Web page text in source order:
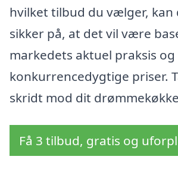
hvilket tilbud du vælger,
sikker på, at det vil være
markedets aktuel praksis og
konkurrencedygtige priser.
skridt mod dit
Få 3 tilbud, gratis og